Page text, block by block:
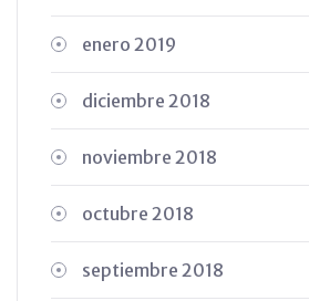
enero 2019
diciembre 2018
noviembre 2018
octubre 2018
septiembre 2018